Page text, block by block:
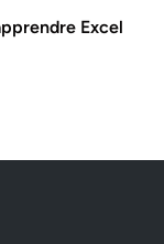
Excel